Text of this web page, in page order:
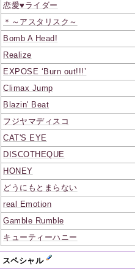
恋愛♥ライダー
＊～アスタリスク～
Bomb A Head!
Realize
EXPOSE ‘Burn out!!!’
Climax Jump
Blazin' Beat
フジヤマディスコ
CAT'S EYE
DISCOTHEQUE
HONEY
どうにもとまらない
real Emotion
Gamble Rumble
キューティーハニー
スペシャル